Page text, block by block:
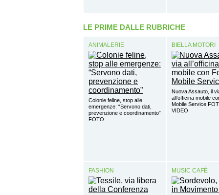
LE PRIME DALLE RUBRICHE
ANIMALERIE
Colonie feline, stop alle
emergenze: “Servono dati,
prevenzione e coordinamento”
FOTO
BIELLA MOTORI
Nuova Assauto, il
all’officina mobile
Mobile Service
VIDEO
FASHION MUSIC CAFÈ